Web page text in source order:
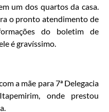
um dos quartos da casa.
o pronto atendimento de
do boletim de
é gravíssimo.
a mãe para 7ª Delegacia
onde prestou